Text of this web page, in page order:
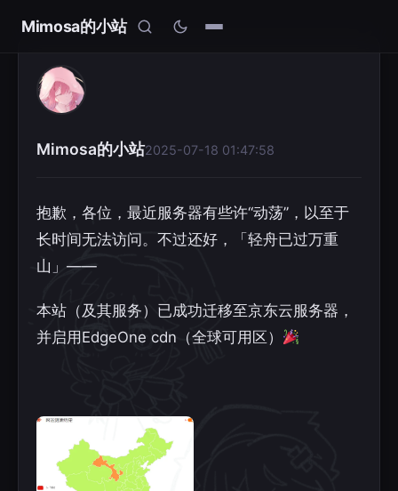
Mimosa的小站
Mimosa的小站2025-07-18 01:47:58
抱歉，各位，最近服务器有些许“动荡”，以至于
长时间无法访问。不过还好，「轻舟已过万重
山」——
本站（及其服务）已成功迁移至京东云服务器，
并启用EdgeOne cdn（全球可用区）